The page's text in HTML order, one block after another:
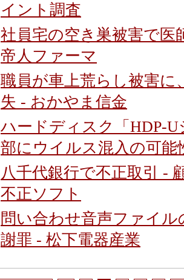
イント調査
社員宅の空き巣被害で医
帝人ファーマ
職員が車上荒らし被害に
失 - おかやま信金
ハードディスク「HDP-
部にウイルス混入の可能
八千代銀行で不正取引 -
不正ソフト
問い合わせ音声ファイル
謝罪 - 松下電器産業